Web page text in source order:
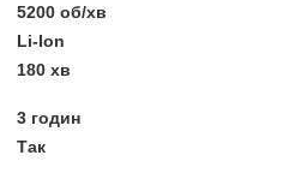
5200 об/хв
Li-Ion
180 хв
3 годин
Так